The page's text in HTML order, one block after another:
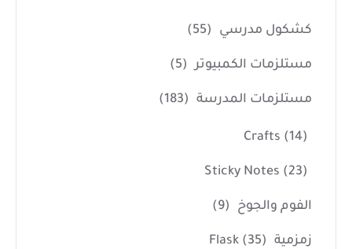
كشكول مدرسي (55)
مستلزمات الكمبيوتر (5)
مستلزمات المدرسة (183)
Crafts (14)
Sticky Notes (23)
الفوم والجوخ (9)
زمزمية Flask (35)